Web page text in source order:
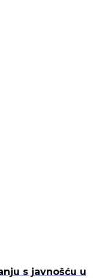
s javnošću u